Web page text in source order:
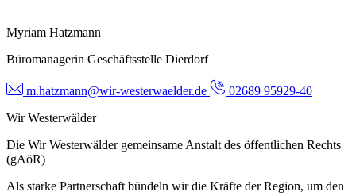
Myriam Hatzmann
Büromanagerin Geschäftsstelle Dierdorf
m.hatzmann@wir-westerwaelder.de
02689 95929-40
Wir Westerwälder
Die Wir Westerwälder gemeinsame Anstalt des öffentlichen Rechts
(gAöR)
Als starke Partnerschaft bündeln wir die Kräfte der Region, um den